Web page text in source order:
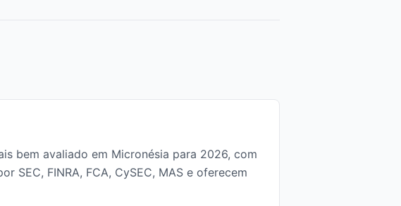
bem avaliado em Micronésia para 2026, com
SEC, FINRA, FCA, CySEC, MAS e oferecem